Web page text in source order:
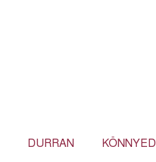
DURRAN KÖNNYED